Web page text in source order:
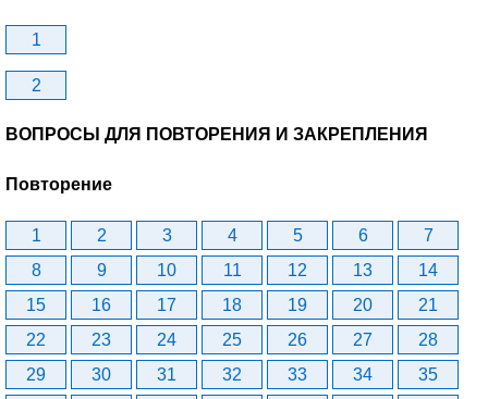
1
2
ВОПРОСЫ ДЛЯ ПОВТОРЕНИЯ И ЗАКРЕПЛЕНИЯ
Повторение
1 2 3 4 5 6
7
8
9 10 11 12 13
14
15
16 17 18 19 20
21
22
23 24 25 26 27
28
29
30 31 32 33 34
35